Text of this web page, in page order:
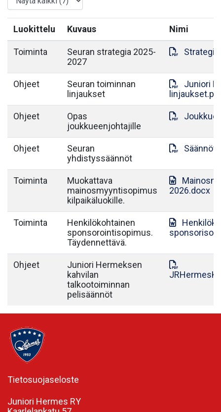
Luokittelu Kuvaus Nimi
Toiminta
Seuran strategia 2025-
2027
Ohjeet
Seuran toiminnan
linjaukset
Juniori
Ohjeet
Opas
joukkueenjohtajille
Ohjeet
Seuran
yhdistyssäännöt
Toiminta
Muokattava
mainosmyyntisopimus
kilpaikäluokille.
2026.docx
Toiminta
Henkilökohtainen
sponsorointisopimus.
Täydennettävä.
Ohjeet
Juniori Hermeksen
kahvilan
talkootoiminnan
pelisäännöt
Tietosuojaseloste
Juniori Hermes RY